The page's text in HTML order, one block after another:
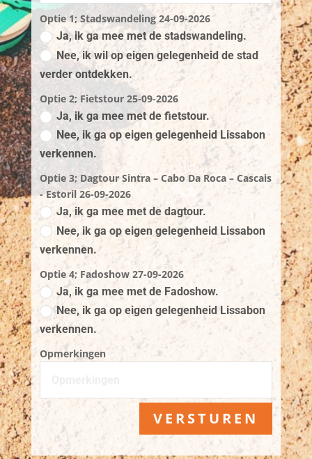
Optie 1; Stadswandeling 24-09-2026
Ja, ik ga mee met de stadswandeling.
Nee, ik wil op eigen gelegenheid de stad
verder ontdekken.
Optie 2; Fietstour 25-09-2026
Ja, ik ga mee met de fietstour.
Nee, ik ga op eigen gelegenheid Lissabon
verkennen.
Optie 3; Dagtour Sintra – Cabo Da Roca – Cascais
- Estoril 26-09-2026
Ja, ik ga mee met de dagtour.
Nee, ik ga op eigen gelegenheid Lissabon
verkennen.
Optie 4; Fadoshow 27-09-2026
Ja, ik ga mee met de Fadoshow.
Nee, ik ga op eigen gelegenheid Lissabon
verkennen.
Opmerkingen
VERSTUREN